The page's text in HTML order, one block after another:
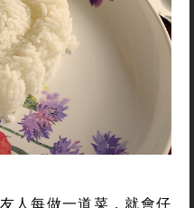
人每做一道菜，就會仔